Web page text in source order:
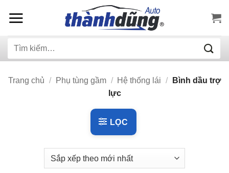
qua
dung
Tìm
Trang chủ / Phụ tùng gầm / Hệ thống lái /
Bình dầu trợ
lực
LỌC